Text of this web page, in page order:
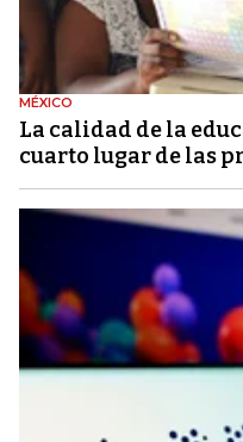
MÉXICO
La calidad de la
cuarto lugar de las